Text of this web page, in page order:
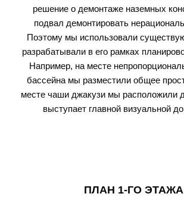
решение о демонтаже наземных
подвал демонтировать
Поэтому мы использовали
разрабатывали в его рамках
Например, на месте
бассейна мы разместили общее
месте чаши джакузи мы расположили
выступает главной визуальной
ПЛАН 1-ГО ЭТАЖА